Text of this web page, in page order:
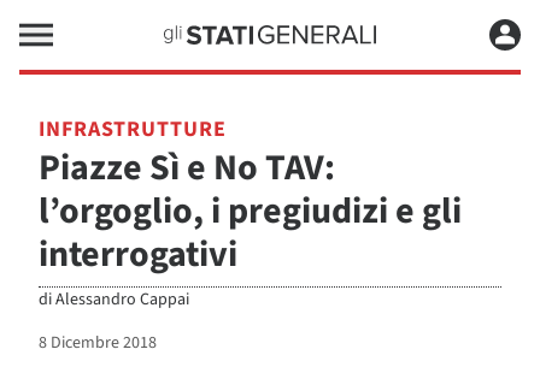
INFRASTRUTTURE
Piazze Sì e No TAV:
l’orgoglio, i pregiudizi e gli
interrogativi
diAlessandro Cappai
8 Dicembre 2018